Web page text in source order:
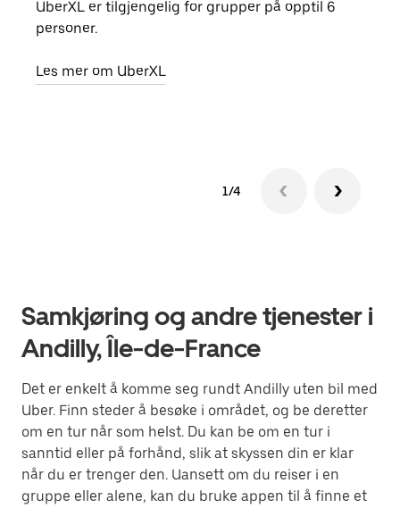
UberXL er tilgjengelig for grupper på opptil 6
personer.
Les mer om UberXL
1/4
Samkjøring og andre tjenester i
Andilly, Île-de-France
Det er enkelt å komme seg rundt Andilly uten bil med
Uber. Finn steder å besøke i området, og be deretter
om en tur når som helst. Du kan be om en tur i
sanntid eller på forhånd, slik at skyssen din er klar
når du er trenger den. Uansett om du reiser i en
gruppe eller alene, kan du bruke appen til å finne et